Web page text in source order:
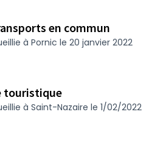
en commun
à Pornic le 20 janvier 2022
touristique
à Saint-Nazaire le 1/02/2022